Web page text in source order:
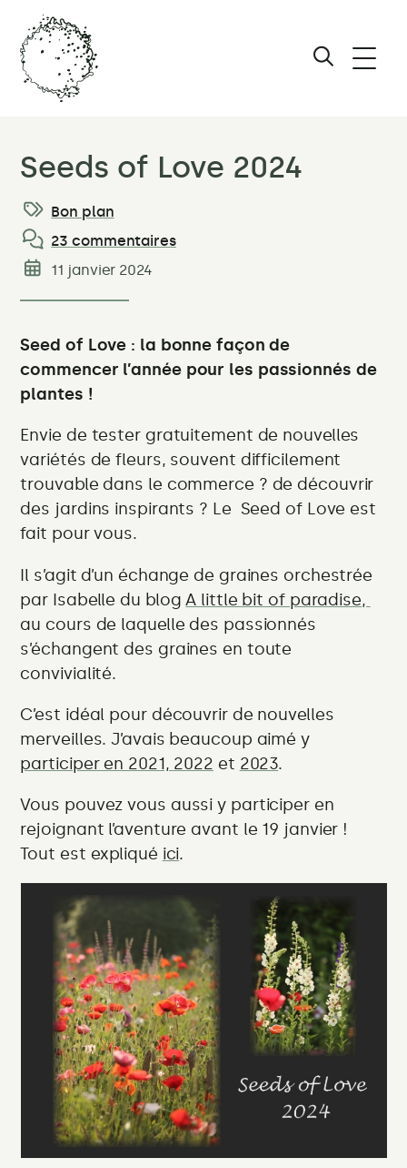
Studio
–
Les
meilleures
plantes
un
facile
et
toujours
beau
le
Afficher
Seeds of Love 2024
Catégories:
Bon plan
23 commentaires
Date
11 janvier 2024
Seed of Love : la bonne façon de
commencer l’année pour les passionnés de
plantes !
Envie de tester gratuitement de nouvelles
variétés de fleurs, souvent difficilement
trouvable dans le commerce ? de découvrir
des jardins inspirants ? Le Seed of Love est
fait pour vous.
Il s’agit d’un échange de graines orchestrée
par Isabelle du blogA little bit of paradise,
au cours de laquelle des passionnés
s’échangent des graines en toute
convivialité.
C’est idéal pour découvrir de nouvelles
merveilles. J’avais beaucoup aimé y
participer en 2021, 2022 et 2023.
Vous pouvez vous aussi y participer en
rejoignant l’aventure avant le 19 janvier !
Tout est expliqué ici.